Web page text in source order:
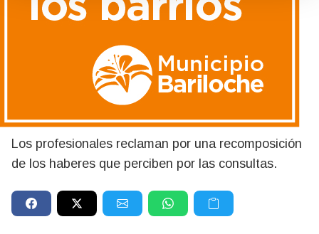
Médicos y odontólogos de
PAMI iniciaron un paro de 72
horas
Los profesionales reclaman por una recomposición
de los haberes que perciben por las consultas.